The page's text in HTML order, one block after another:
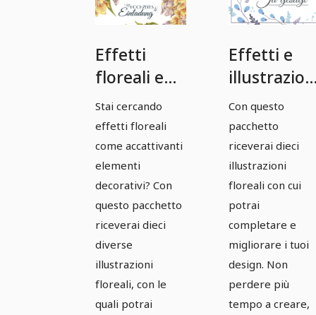
Effetti
floreali e
illustrazioni
vettoriali -
Pacchetto
3
Stai cercando
effetti floreali
come accattivanti
elementi
decorativi? Con
questo pacchetto
riceverai dieci
diverse
illustrazioni
floreali, con le
quali potrai
Effetti e
floreali
basati su
vettori -
Pacchetto
4
Con questo
pacchetto
riceverai dieci
illustrazioni
floreali con cui
potrai
completare e
migliorare i tuoi
design. Non
perdere più
tempo a creare,